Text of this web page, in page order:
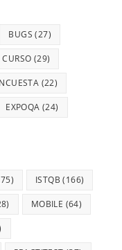
BUGS (27)
CURSO (29)
(22)
EXPOQA (24)
ISTQB (166)
MOBILE (64)